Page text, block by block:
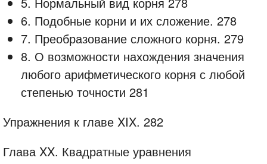
6. Подобные корни и их сложение. 278
7. Преобразование сложного корня. 279
8. О возможности нахождения значения
любого арифметического корня с любой
степенью точности 281
Упражнения к главе XIX. 282
Глава XX. Квадратные уравнения